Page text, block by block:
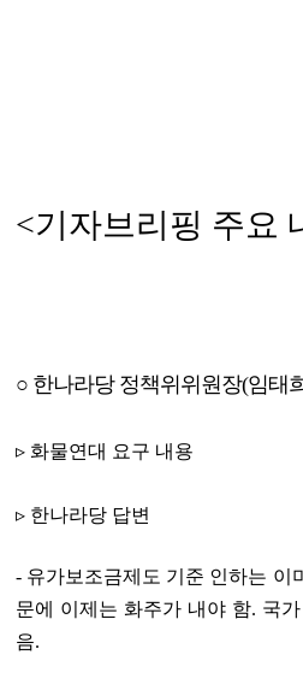
<기자브리핑 주요
○ 한나라당 정책위위원장(임태
▹ 화물연대 요구 내용
▹ 한나라당 답변
- 유가보조금제도 기준 인하는 이
문에 이제는 화주가 내야 함. 국
음.